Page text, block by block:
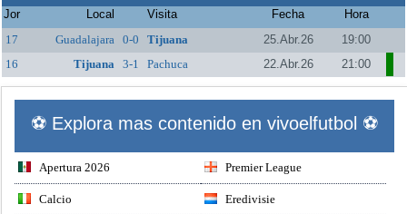
Jor Local Visita Fecha
Hora
17
Guadalajara 0-0 Tijuana 25.Abr.26
19:00
16
Tijuana 3-1 Pachuca 22.Abr.26 21:00
⚽ Explora mas contenido en vivoelfutbol ⚽
Apertura 2026 Premier League
Calcio Eredivisie